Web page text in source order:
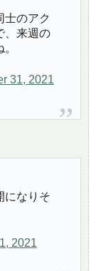
士のアク
、来週の
31, 2021
になりそ
2021